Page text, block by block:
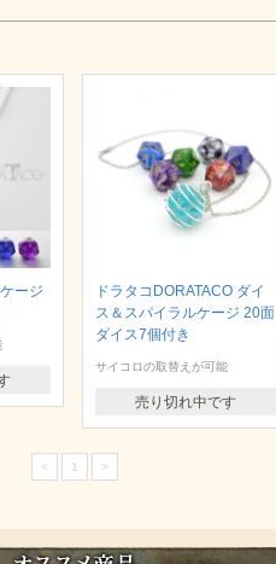
ージ
ドラタコDORATACO ダイ
ス＆スパイラルケージ 20面
ダイス7個付き
サイコロの取替えが可能
売り切れ中です
< 1 >